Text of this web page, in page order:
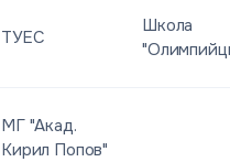
ТУЕС
Школа
МГ "Акад.
Кирил Попов"